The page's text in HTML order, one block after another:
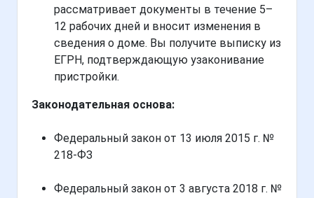
рассматривает документы в течение 5–
12 рабочих дней и вносит изменения в
сведения о доме. Вы получите выписку из
ЕГРН, подтверждающую узаконивание
пристройки.
Законодательная основа:
Федеральный закон от 13 июля 2015 г. №
218-ФЗ
Федеральный закон от 3 августа 2018 г. №